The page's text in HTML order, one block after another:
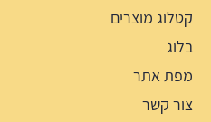
קטלוג מוצרים
בלוג
מפת אתר
צור קשר